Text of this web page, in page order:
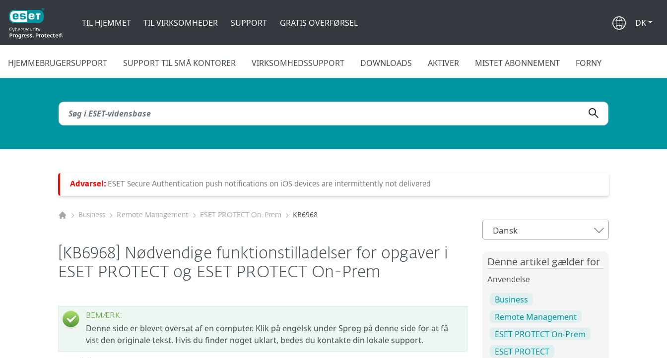
TIL HJEMMET TIL VIRKSOMHEDER SUPPORT GRATIS OVERFØRSEL DK
HJEMMEBRUGERSUPPORT SUPPORT TIL SMÅ KONTORER VIRKSOMHEDSSUPPORT DOWNLOADS AKTIVER MISTET ABONNEMENT FORNY
Advarsel: ESET Secure Authentication push notifications on iOS devices are intermittently not delivered
Business Remote Management ESET PROTECT On-Prem KB6968
[KB6968] Nødvendige funktionstilladelser for opgaver i
ESET PROTECT og ESET PROTECT On-Prem
BEMÆRK:
Denne side er blevet oversat af en computer. Klik på engelsk under Sprog på denne side for at få
vist den originale tekst. Hvis du finder noget uklart, bedes du kontakte din lokale support.
Dansk
Denne artikel gælder for
Anvendelse
Business
Remote Management
ESET PROTECT On-Prem
ESET PROTECT